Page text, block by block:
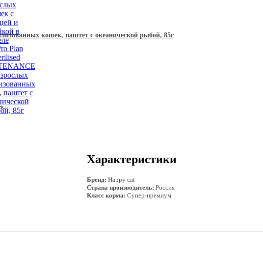
кошек, паштет с океанической рыбой, 85г
Характеристики
Бренд: Happy cat
Страна производитель: Россия
Класс корма: Супер-премиум